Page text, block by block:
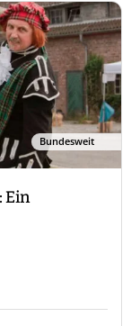
Bundesweit
Ein